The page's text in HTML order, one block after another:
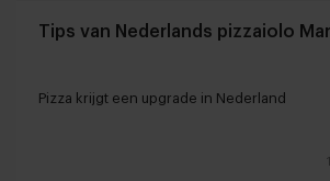
Tips van Nederlands pizzaiolo
Pizza krijgt een upgrade in Nederland